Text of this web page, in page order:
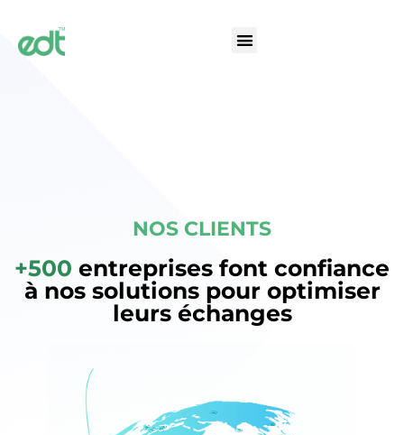
NOS CLIENTS
+500 entreprises font confiance
à nos solutions pour optimiser
leurs échanges